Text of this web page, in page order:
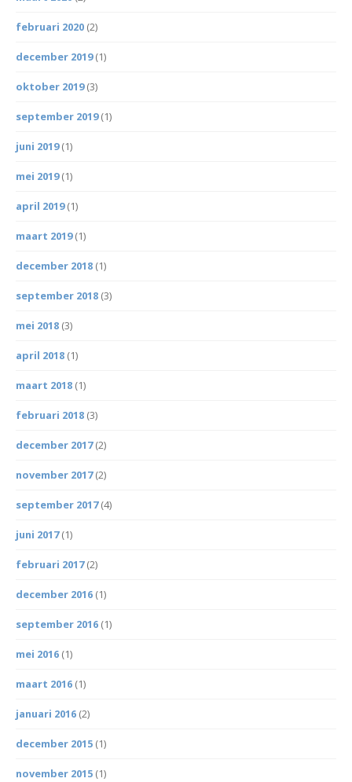
februari 2020 (2)
december 2019(1)
oktober 2019(3)
september 2019(1)
juni 2019(1)
mei 2019(1)
april 2019(1)
maart 2019(1)
december 2018 (1)
september 2018 (3)
mei 2018 (3)
april 2018 (1)
maart 2018 (1)
februari 2018 (3)
december 2017(2)
november 2017(2)
september 2017(4)
juni 2017(1)
februari 2017(2)
december 2016 (1)
september 2016 (1)
mei 2016 (1)
maart 2016 (1)
januari 2016 (2)
december 2015 (1)
november 2015 (1)